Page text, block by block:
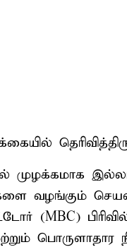
முழக்கமாக
வழங்கும்
(MBC)
பொருளாதார